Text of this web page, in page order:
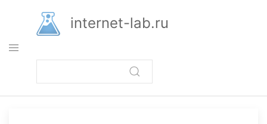
основному
содержанию
internet-lab.ru